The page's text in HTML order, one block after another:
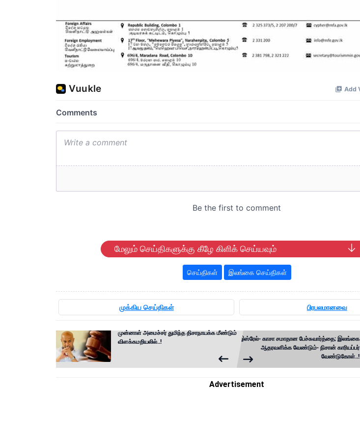
மேலும் செய்திகளுக்கு கீழே கிளிக் செய்யவும்
செய்திகள் இலங்கை செய்திகள்
முக்கிய செய்திகள் பிரபலமானவை
முன்னாள் அமைச்சர் துமிந்த திசாநாயக்க மீண்டும்
விளக்கமறியலில்..!
இஸ்ரேல்- காசா சமாதான பேச்சுவார்த்தை; இலங்கை
ஆதரவளிக்க வேண்டும்- நிசான் காரியப்பர்
வேண்டுகோள்..!
Advertisement